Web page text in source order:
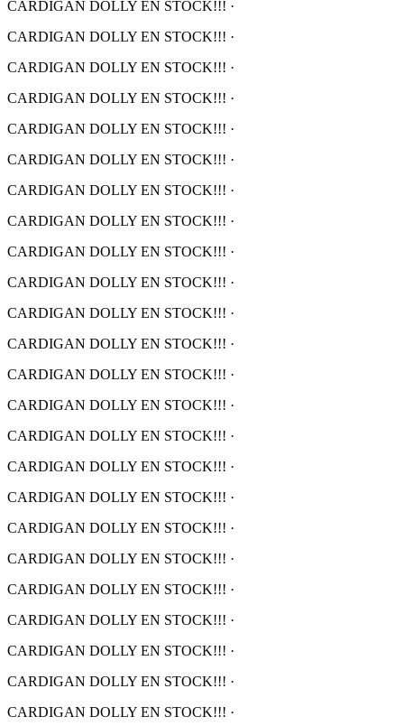
CARDIGAN DOLLY EN STOCK!!! ·
CARDIGAN DOLLY EN STOCK!!! ·
CARDIGAN DOLLY EN STOCK!!! ·
CARDIGAN DOLLY EN STOCK!!! ·
CARDIGAN DOLLY EN STOCK!!! ·
CARDIGAN DOLLY EN STOCK!!! ·
CARDIGAN DOLLY EN STOCK!!! ·
CARDIGAN DOLLY EN STOCK!!! ·
CARDIGAN DOLLY EN STOCK!!! ·
CARDIGAN DOLLY EN STOCK!!! ·
CARDIGAN DOLLY EN STOCK!!! ·
CARDIGAN DOLLY EN STOCK!!! ·
CARDIGAN DOLLY EN STOCK!!! ·
CARDIGAN DOLLY EN STOCK!!! ·
CARDIGAN DOLLY EN STOCK!!! ·
CARDIGAN DOLLY EN STOCK!!! ·
CARDIGAN DOLLY EN STOCK!!! ·
CARDIGAN DOLLY EN STOCK!!! ·
CARDIGAN DOLLY EN STOCK!!! ·
CARDIGAN DOLLY EN STOCK!!! ·
CARDIGAN DOLLY EN STOCK!!! ·
CARDIGAN DOLLY EN STOCK!!! ·
CARDIGAN DOLLY EN STOCK!!! ·
CARDIGAN DOLLY EN STOCK!!! ·